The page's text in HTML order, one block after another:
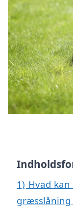
1) Hvad
græsslåning